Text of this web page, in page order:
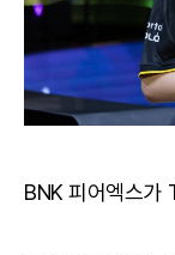
BNK 피어엑스가